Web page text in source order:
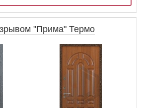
"Прима" Термо